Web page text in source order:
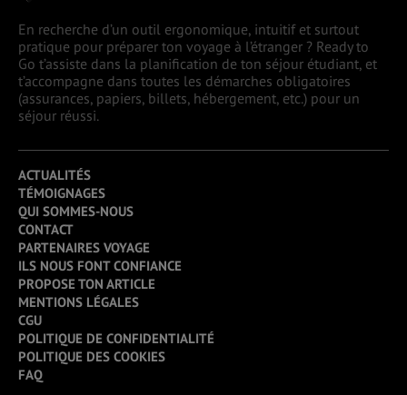
En recherche d’un outil ergonomique, intuitif et surtout
pratique pour préparer ton voyage à l’étranger ? Ready to
Go t’assiste dans la planification de ton séjour étudiant, et
t’accompagne dans toutes les démarches obligatoires
(assurances, papiers, billets, hébergement, etc.) pour un
séjour réussi.
ACTUALITÉS
TÉMOIGNAGES
QUI SOMMES-NOUS
CONTACT
PARTENAIRES VOYAGE
ILS NOUS FONT CONFIANCE
PROPOSE TON ARTICLE
MENTIONS LÉGALES
CGU
POLITIQUE DE CONFIDENTIALITÉ
POLITIQUE DES COOKIES
FAQ